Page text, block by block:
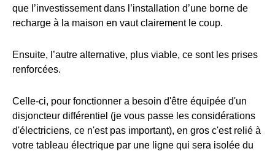
que l’investissement dans l’installation d’une borne de
recharge à la maison en vaut clairement le coup.
Ensuite, l’autre alternative, plus viable, ce sont les prises
renforcées.
Celle-ci, pour fonctionner a besoin d'être équipée d'un
disjoncteur différentiel (je vous passe les considérations
d'électriciens, ce n'est pas important), en gros c'est relié à
votre tableau électrique par une ligne qui sera isolée du